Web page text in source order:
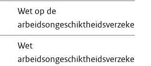
Wet op de
arbeidsongeschiktheidsverzekering
Wet
arbeidsongeschiktheidsverzekering